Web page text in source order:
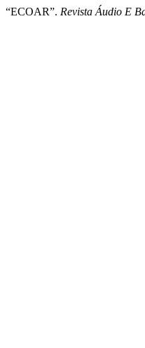
“ECOAR”. Revista Áudio E